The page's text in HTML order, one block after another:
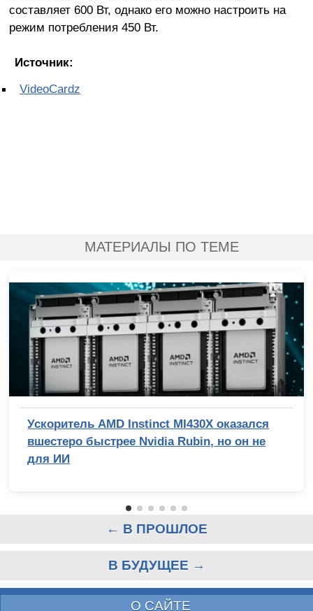
составляет 600 Вт, однако его можно настроить на
режим потребления 450 Вт.
Источник:
VideoCardz
МАТЕРИАЛЫ ПО ТЕМЕ
Ускоритель AMD Instinct MI430X оказался
вшестеро быстрее Nvidia Rubin, но он не
для ИИ
← В ПРОШЛОЕ
В БУДУЩЕЕ →
О САЙТЕ